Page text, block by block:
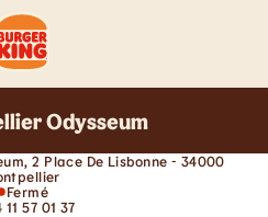
Odysseum
2 Place De Lisbonne - 34000
Fermé
11 57 01 37